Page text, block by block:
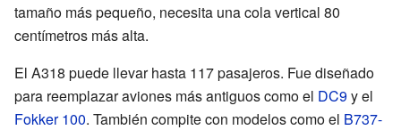
tamaño más pequeño, necesita una cola vertical 80
centímetros más alta.
El A318 puede llevar hasta 117 pasajeros. Fue diseñado
para reemplazar aviones más antiguos como el DC9y el
Fokker 100. También compite con modelos como el B737-